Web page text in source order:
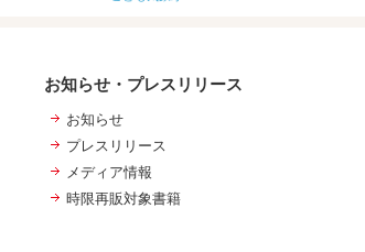
お知らせ・プレスリリース
お知らせ
プレスリリース
メディア情報
時限再販対象書籍